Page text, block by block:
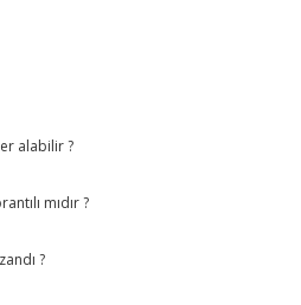
alabilir ?
mıdır ?
?